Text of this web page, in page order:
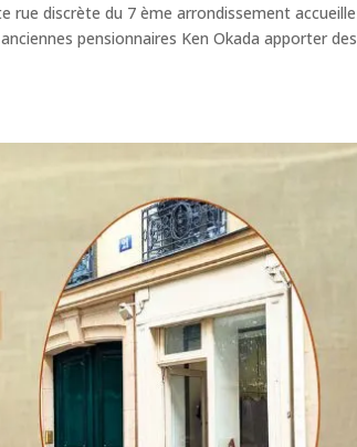
rue discrète du 7 ème arrondissement accueille
pensionnaires Ken Okada apporter des